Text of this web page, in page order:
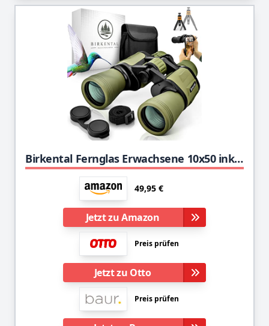
Birkental Fernglas Erwachsene 10x50 inkl. Zubehör-Anfänger und Profis-HD Zoom,wasserdicht,leicht,kompakt - auch für Brillenträger-breites Sichtfeld Feldstecher-Jagd,Vogelbeobachtung,Astronomie, (Grün)
49,95 €
Jetzt zu Amazon
Preis prüfen
Jetzt zu Otto
Preis prüfen